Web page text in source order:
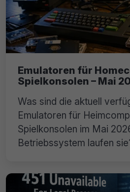
Emulatoren für
Spielkonsolen – Mai
Was sind die aktuell
Emulatoren für
Spielkonsolen im Mai
Betriebssystem laufen